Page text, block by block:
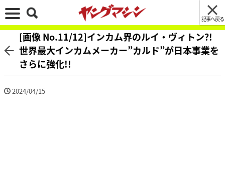
記事へ戻る
[画像 No.11/12]インカム界のルイ・ヴィトン?!
世界最大インカムメーカー”カルド”が日本事業を
さらに強化!!
2024/04/15